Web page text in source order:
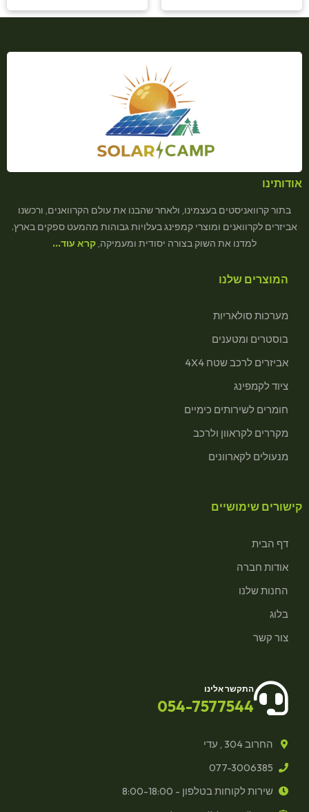
אודותינו
בתור קרוואניסטים בעצמינו, ולאחר שהבנו את עולם הקרוואנים, ורכשנו
אביזרים לקרוואנים ומוצרי קמפינג בעלויות גבוהות מהמעט ספקים בארץ.
למדנו את השוק בצורה יסודית ומעמיקה, קרא עוד…
המוצרים שלנו
מערכות סולאריות
בוסטרים ומטענים
אביזרים לרכב שטח 4X4
ציוד לקמפינג
חומרים לשירותים כימיים
מקררים לקראוון ולרכב
מנעולים לקארוונים
קישורים שימושיים
דף הבית
אודות חברה
החנות שלנו
בלוג
צור קשר
התקשר אלינו
054-7577544
החרוב 304 , עדי
077-3006385
שירות לקוחות בטלפון - 8:00-18:00